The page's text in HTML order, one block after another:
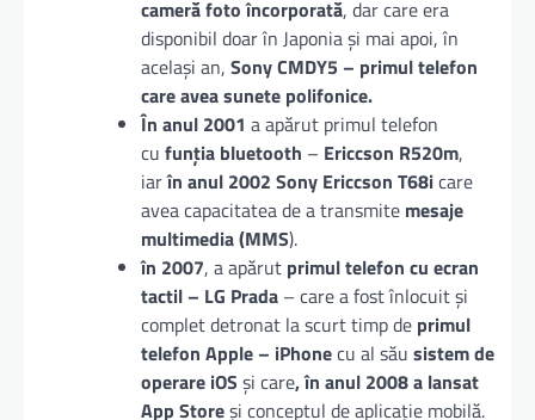
cameră foto încorporată, dar care era
disponibil doar în Japonia și mai apoi, în
același an, Sony CMDY5 – primul telefon
care avea sunete polifonice.
În anul 2001 a apărut primul telefon
cu funția bluetooth – Ericcson R520m,
iarîn anul 2002 Sony Ericcson T68icare
avea capacitatea de a transmite mesaje
multimedia (MMS).
în 2007, a apărut primul telefon cu ecran
tactil – LG Prada – care a fost înlocuit și
complet detronat la scurt timp de primul
telefon Apple – iPhonecu al său sistem de
operare iOS și care, în anul 2008 a lansat
App Storeși conceptul de aplicație mobilă.